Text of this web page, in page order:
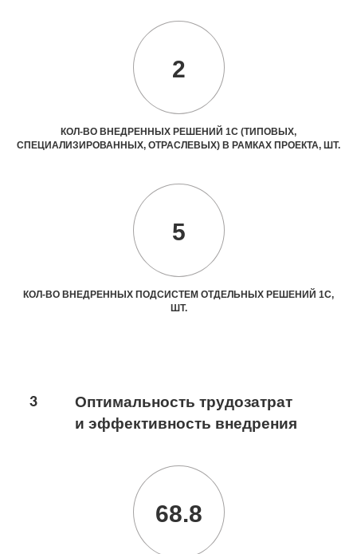
2
КОЛ-ВО ВНЕДРЕННЫХ РЕШЕНИЙ 1С (ТИПОВЫХ,
СПЕЦИАЛИЗИРОВАННЫХ, ОТРАСЛЕВЫХ) В РАМКАХ ПРОЕКТА, ШТ.
5
КОЛ-ВО ВНЕДРЕННЫХ ПОДСИСТЕМ ОТДЕЛЬНЫХ РЕШЕНИЙ 1С,
ШТ.
3
Оптимальность трудозатрат
и эффективность внедрения
68.8